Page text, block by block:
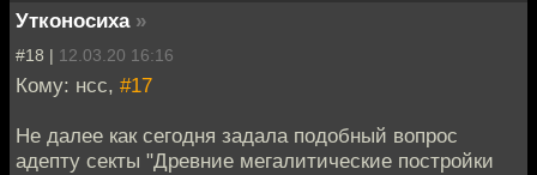
Утконосиха »
#18 | 12.03.20 16:16
Кому: нсс, #17
Не далее как сегодня задала подобный вопрос
адепту секты "Древние мегалитические постройки